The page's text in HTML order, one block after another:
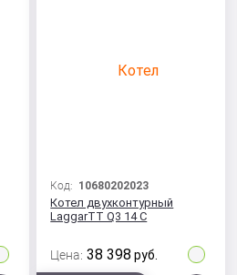
Код: 10680202023
Котел двухконтурный
LaggarTT Q3 14 C
Цена: 38 398 руб.